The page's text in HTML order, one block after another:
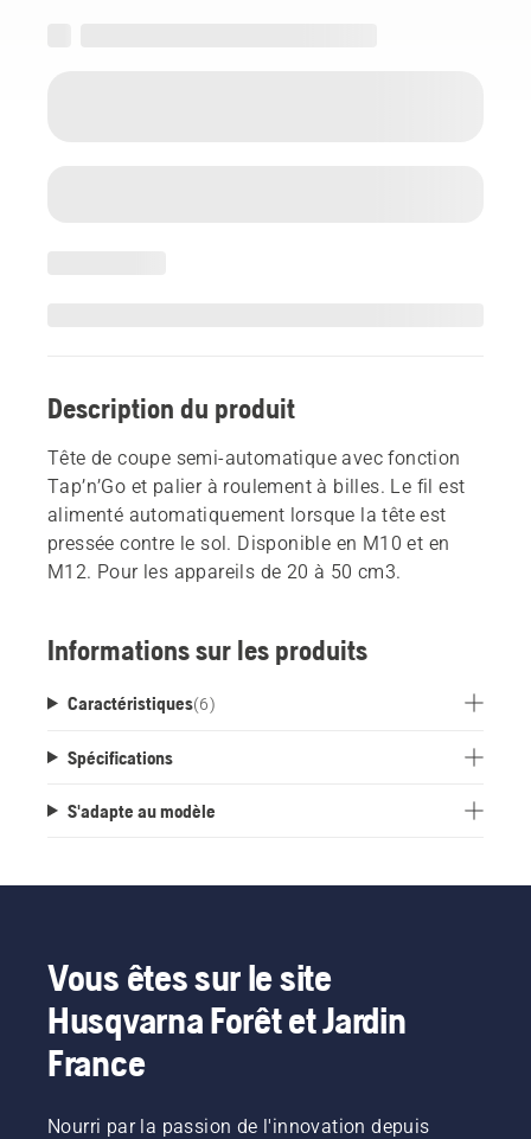
Description du produit
Tête de coupe semi-automatique avec fonction
Tap’n’Go et palier à roulement à billes. Le fil est
alimenté automatiquement lorsque la tête est
pressée contre le sol. Disponible en M10 et en
M12. Pour les appareils de 20 à 50 cm3.
Informations sur les produits
Caractéristiques(6)
Spécifications
S'adapte au modèle
Vous êtes sur le site
Husqvarna Forêt et Jardin
France
Nourri par la passion de l'innovation depuis